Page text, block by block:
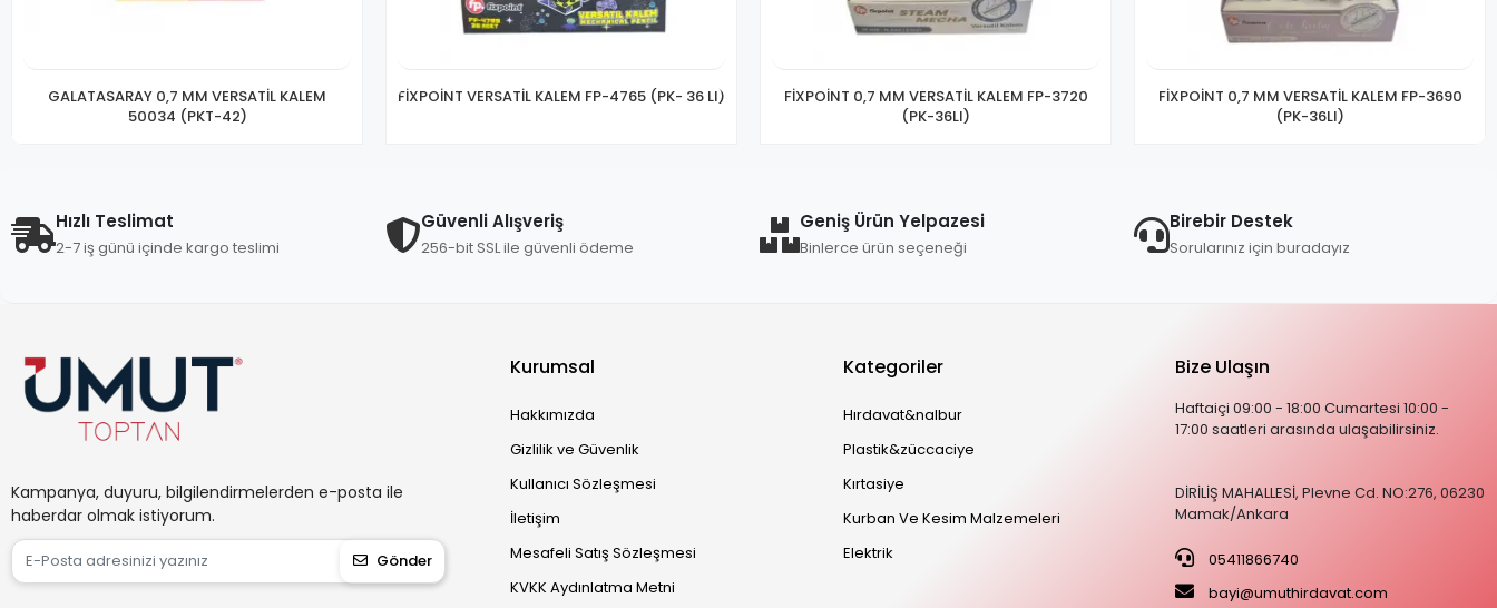
GALATASARAY 0,7 MM VERSATİL KALEM
50034 (PKT-42)
FİXPOİNT VERSATİL KALEM FP-4765 (PK- 36 LI)
FİXPOİNT 0,7 MM VERSATİL KALEM FP-3720
(PK-36LI)
FİXPOİNT 0,7 MM VERSATİL KALEM FP-3690
(PK-36LI)
Hızlı Teslimat
2-7 iş günü içinde kargo teslimi
Güvenli Alışveriş
256-bit SSL ile güvenli ödeme
Geniş Ürün Yelpazesi
Binlerce ürün seçeneği
Birebir Destek
Sorularınız için buradayız
Kampanya, duyuru, bilgilendirmelerden e-posta ile
haberdar olmak istiyorum.
Gönder
Kurumsal
Hakkımızda
Gizlilik ve Güvenlik
Kullanıcı Sözleşmesi
İletişim
Mesafeli Satış Sözleşmesi
KVKK Aydınlatma Metni
Kategoriler
Hırdavat&nalbur
Plastik&züccaciye
Kırtasiye
Kurban Ve Kesim Malzemeleri
Elektrik
Bize Ulaşın
Haftaiçi 09:00 - 18:00 Cumartesi 10:00 -
17:00 saatleri arasında ulaşabilirsiniz.
DİRİLİŞ MAHALLESİ, Plevne Cd. NO:276, 06230
Mamak/Ankara
05411866740
bayi@umuthirdavat.com